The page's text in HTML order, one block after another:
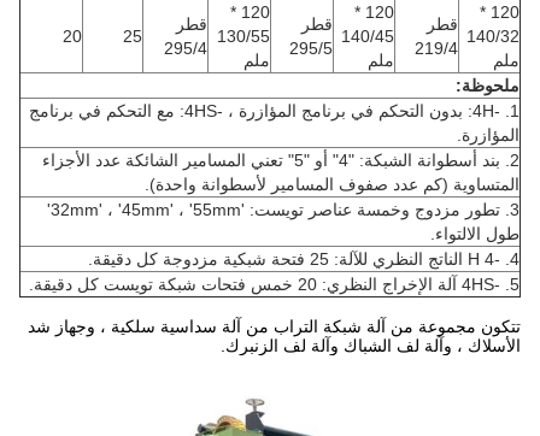
120 *
140/32
ملم
قطر
219/4
120 *
140/45
ملم
قطر
295/5
120 *
130/55
ملم
قطر
295/4
25
20
ملحوظة:
1. -4H: بدون التحكم في برنامج المؤازرة ، -4HS: مع التحكم في برنامج
المؤازرة.
2. بند أسطوانة الشبكة: "4" أو "5" تعني المسامير الشائكة عدد الأجزاء
المتساوية (كم عدد صفوف المسامير لأسطوانة واحدة).
3. تطور مزدوج وخمسة عناصر تويست: '32mm' ، '45mm' ، '55mm'
طول الالتواء.
4. -4 H الناتج النظري للآلة: 25 فتحة شبكية مزدوجة كل دقيقة.
5. -4HS آلة الإخراج النظري: 20 خمس فتحات شبكة تويست كل دقيقة.
تتكون مجموعة من آلة شبكة التراب من آلة سداسية سلكية ، وجهاز شد
الأسلاك ، وآلة لف الشباك وآلة لف الزنبرك.